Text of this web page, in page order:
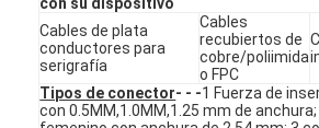
Interruptor de membrana táctil
Interruptor de membrana de FPC
Cables de plata
conductores para
serigrafía
Cables
recubiertos de
cobre/poliimida
o FPC
Tipos de conector- - -1 Fuerza de
con 0.5MM,1.0MM,1.25 mm de